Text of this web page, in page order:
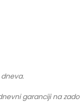
garanciji na